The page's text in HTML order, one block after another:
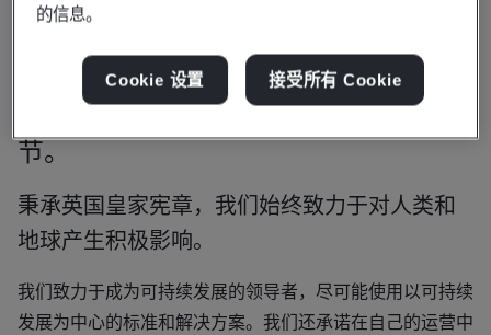
我们的可持续发展承诺：可持续发展既
是我们的指导原则，也是我们的核心关
注点，深深植根于我们组织的每一个环
节。
秉承英国皇家宪章，我们始终致力于对人类和
地球产生积极影响。
我们致力于成为可持续发展的领导者，尽可能使用以可持续
发展为中心的标准和解决方案。我们还承诺在自己的运营中
的信息。
Cookie 设置 接受所有 Cookie